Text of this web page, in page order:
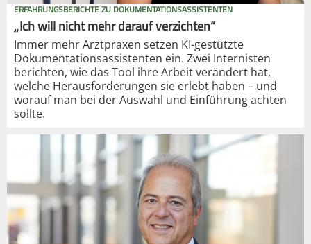
ERFAHRUNGSBERICHTE ZU DOKUMENTATIONSASSISTENTEN
„Ich will nicht mehr darauf verzichten“
Immer mehr Arztpraxen setzen KI-gestützte
Dokumentationsassistenten ein. Zwei Internisten
berichten, wie das Tool ihre Arbeit verändert hat,
welche Herausforderungen sie erlebt haben – und
worauf man bei der Auswahl und Einführung achten
sollte.